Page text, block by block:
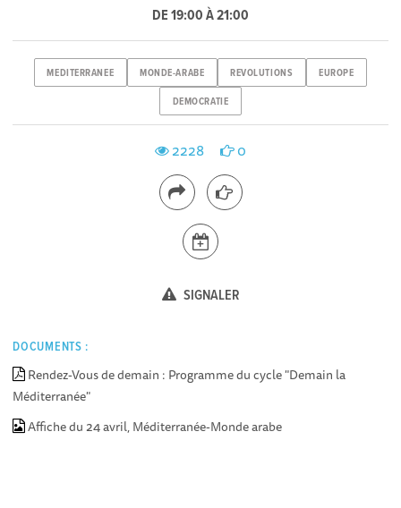
DE 19:00 À 21:00
MEDITERRANEE MONDE-ARABE REVOLUTIONS EUROPE
DEMOCRATIE
2228 0
SIGNALER
DOCUMENTS :
Rendez-Vous de demain : Programme du cycle "Demain la
Méditerranée"
Affiche du 24 avril, Méditerranée-Monde arabe